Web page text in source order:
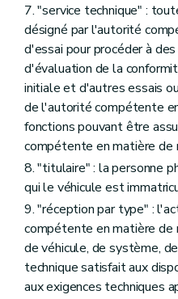
7. "service technique" :
désigné par l'autorité
d'essai pour procéder à
d'évaluation de la
initiale et d'autres essais
de l'autorité compétente
fonctions pouvant être
compétente en matière de
8. "titulaire" : la personne
qui le véhicule est
9. "réception par type" :
compétente en matière de
de véhicule, de système,
technique satisfait aux
aux exigences techniques